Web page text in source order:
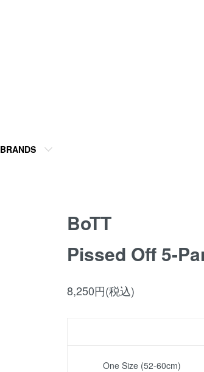
BRANDS
BoTT
Pissed Off 5-
8,250円(税込)
One Size (52-60cm)